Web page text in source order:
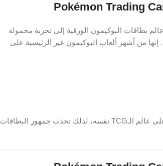
Pokémon Trading
بطاقات البوكيمون الورقية إلى تجربة محمولة
من أشهر ألعاب البوكيمون غير الرئيسية على
هذه اللعبة مميزة لأنها لا تعتمد على صيد البوكيمون التقليدي، بل على عالم الـTCG نفسه، لذلك تجذب جمهور البطاقات